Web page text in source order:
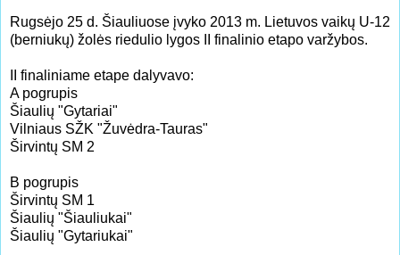
Rugsėjo 25 d. Šiauliuose įvyko 2013 m. Lietuvos vaikų U-12
(berniukų) žolės riedulio lygos II finalinio etapo varžybos.
II finaliniame etape dalyvavo:
A pogrupis
Šiaulių "Gytariai"
Vilniaus SŽK "Žuvėdra-Tauras"
Širvintų SM 2
B pogrupis
Širvintų SM 1
Šiaulių "Šiauliukai"
Šiaulių "Gytariukai"